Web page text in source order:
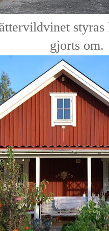
gjorts om.